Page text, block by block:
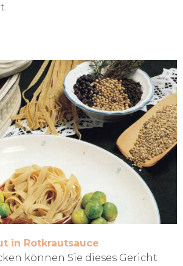
in Rotkrautsauce
können Sie dieses Gericht